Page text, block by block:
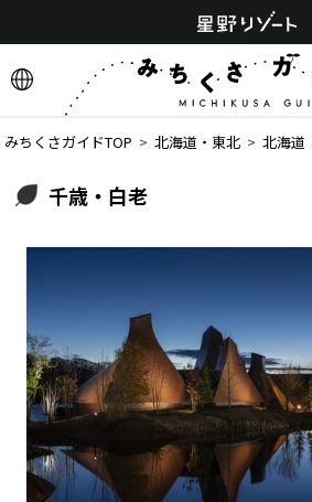
みちくさガイドTOP > 北海道・東北 > 北海道
千歳・白老